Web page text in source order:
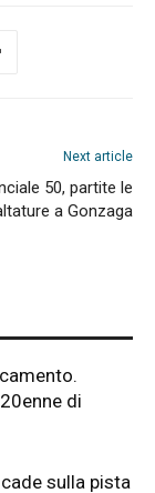
Next article
50, partite le
a Gonzaga
di
sulla pista